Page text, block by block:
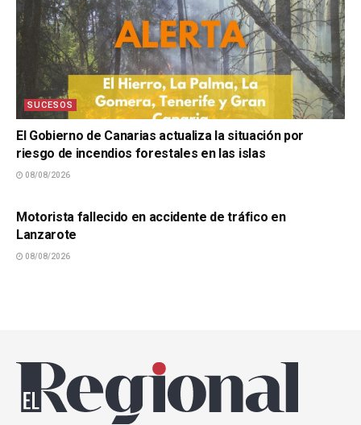
SUCESOS
El Gobierno de Canarias actualiza la situación por
riesgo de incendios forestales en las islas
08/08/2026
Motorista fallecido en accidente de tráfico en
Lanzarote
08/08/2026